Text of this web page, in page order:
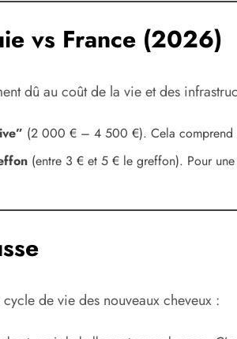
vs France (2026)
dû au coût de la vie et des
(2 000 € – 4 500 €). Cela comprend
(entre 3 € et 5 € le greffon). Pour
de vie des nouveaux cheveux :